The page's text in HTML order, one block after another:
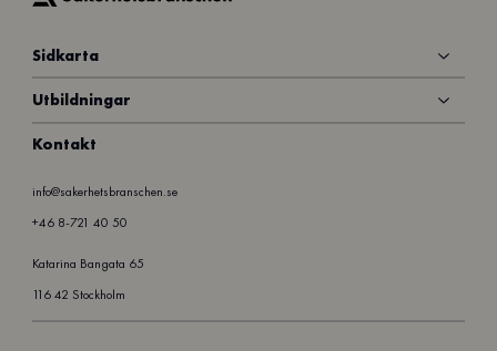
Sidkarta
Utbildningar
Kontakt
info@sakerhetsbranschen.se
+46 8-721 40 50
Katarina Bangata 65
116 42 Stockholm